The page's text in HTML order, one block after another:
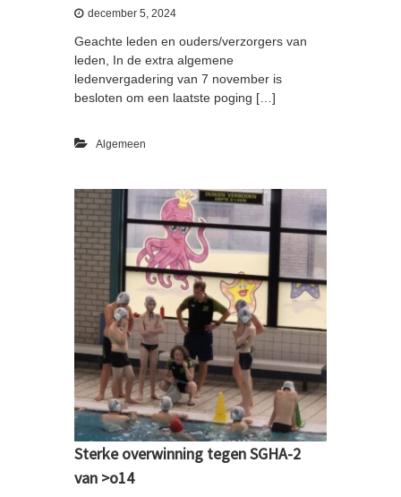
december 5, 2024
Geachte leden en ouders/verzorgers van
leden, In de extra algemene
ledenvergadering van 7 november is
besloten om een laatste poging […]
Algemeen
Sterke overwinning tegen SGHA-2
van >o14